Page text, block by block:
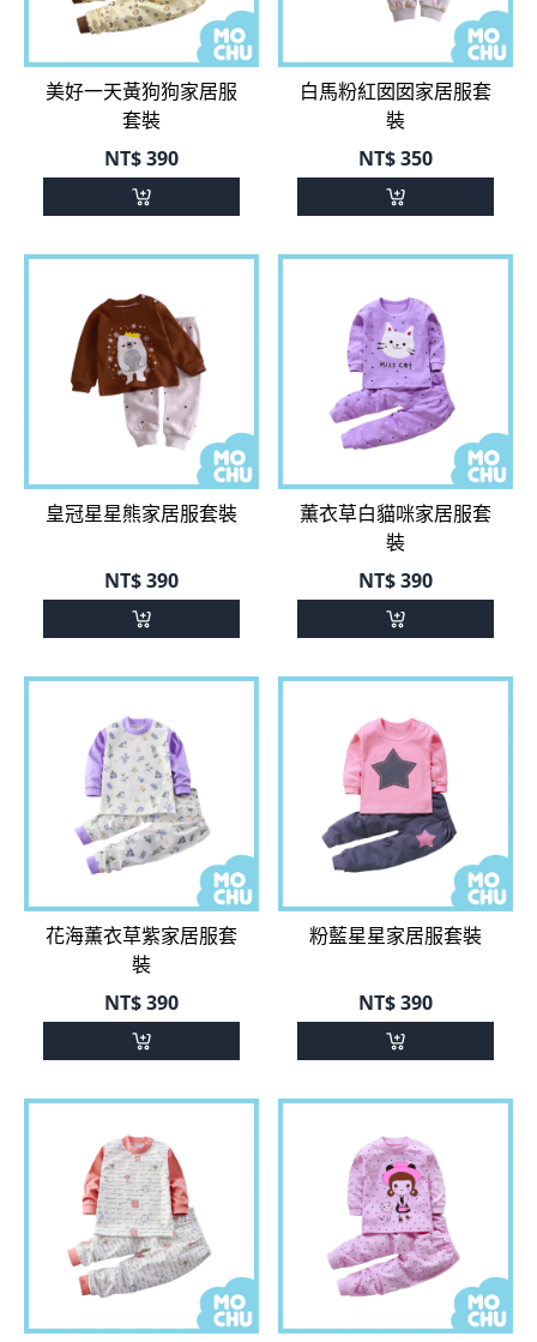
美好一天黃狗狗家居服
套裝
NT$390
白馬粉紅囡囡家居服套
裝
NT$350
皇冠星星熊家居服套裝
NT$390
薫衣草白貓咪家居服套
裝
NT$390
花海薫衣草紫家居服套
裝
NT$390
粉藍星星家居服套裝
NT$390